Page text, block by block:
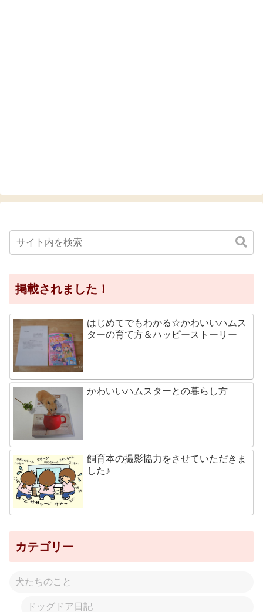
掲載されました！
はじめてでもわかる☆かわいいハムス
ターの育て方＆ハッピーストーリー
かわいいハムスターとの暮らし方
飼育本の撮影協力をさせていただきま
した♪
カテゴリー
犬たちのこと
ドッグドア日記